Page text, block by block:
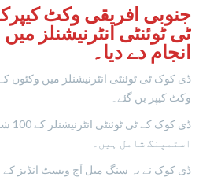
جنوبی افریقی وکٹ
ٹی ٹوئنٹی انٹرنیشنلز میں
انجام دے دیا۔
وکٹ کیپر بن گئے۔
اسٹمپنگ شامل ہیں۔
ڈی کوک نے یہ سنگ میل آج ویسٹ انڈیز